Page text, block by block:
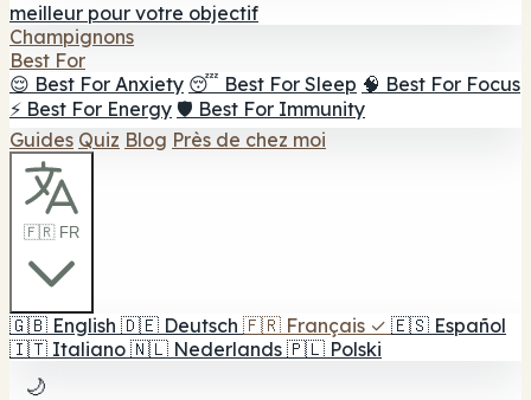
meilleur pour votre objectif
Champignons
Best For
😌 Best For Anxiety 😴 Best For Sleep 🧠 Best For Focus
⚡ Best For Energy 🛡️ Best For Immunity
Guides Quiz Blog Près de chez moi
🇫🇷 FR
🇬🇧 English 🇩🇪 Deutsch 🇫🇷 Français ✓ 🇪🇸 Español
🇮🇹 Italiano 🇳🇱 Nederlands 🇵🇱 Polski
🌙